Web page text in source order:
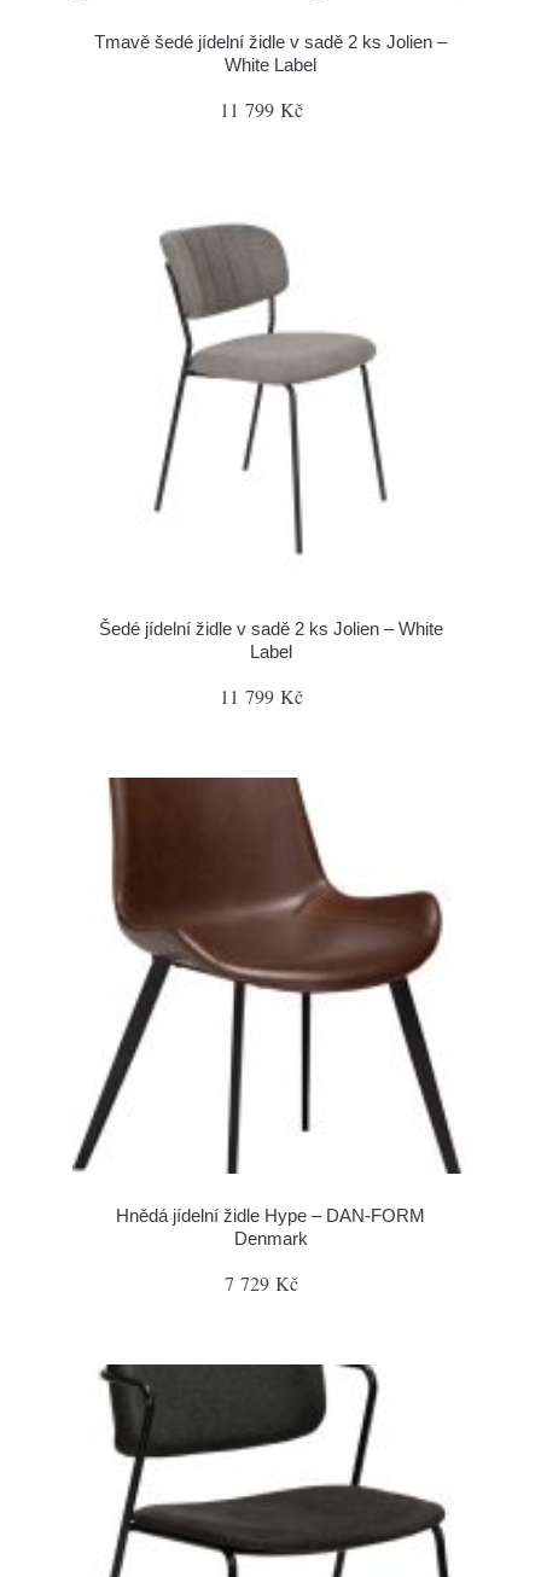
Tmavě šedé jídelní židle v sadě 2 ks Jolien –
White Label
11 799 Kč
Šedé jídelní židle v sadě 2 ks Jolien – White
Label
11 799 Kč
Hnědá jídelní židle Hype – DAN-FORM
Denmark
7 729 Kč